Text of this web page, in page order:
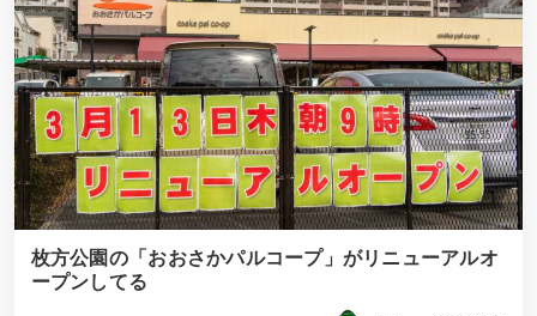
枚方公園の「おおさかパルコープ」がリニューアルオ
ープンしてる